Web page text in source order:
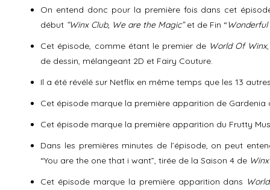
On entend donc pour la première fois dans cet
début “Winx Club, We are the Magic”et de Fin “
Cet épisode, comme étant le premier de World Of Winx
de dessin, mélangeant 2D et Fairy Couture.
Il a été révélé sur Netflix en même temps que les 13
Cet épisode marque la première apparition de
Cet épisode marque la première apparition du Frutty
Dans les premières minutes de l’épisode, on peut
“You are the one that i want”, tirée de la Saison 4 de
Cet épisode marque la première apparition dans